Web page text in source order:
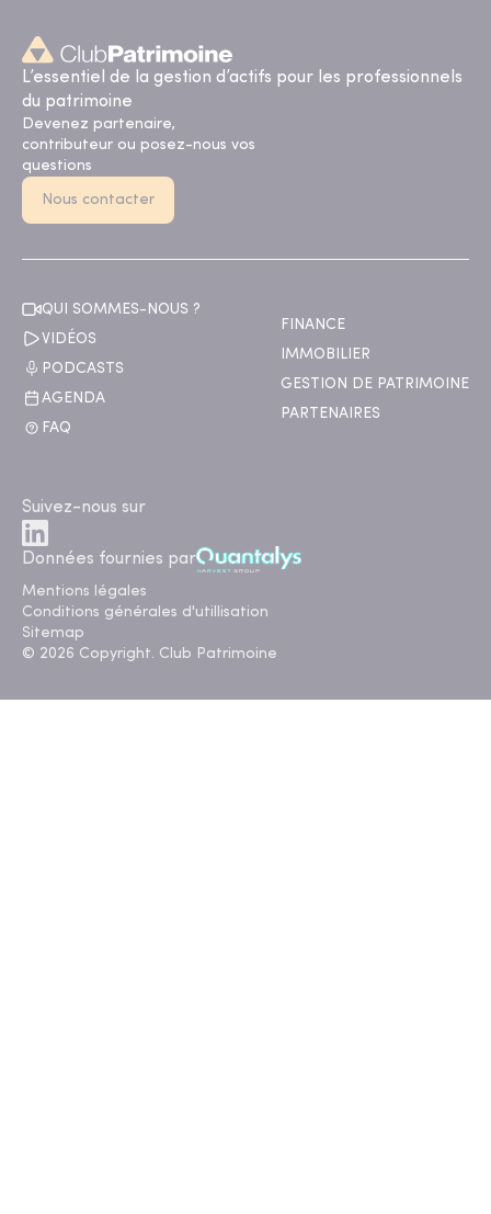
L’essentiel de la gestion d’actifs pour les professionnels
du patrimoine
Devenez partenaire,
contributeur ou posez-nous vos
questions
Nous contacter
QUI SOMMES-NOUS ?
VIDÉOS
PODCASTS
AGENDA
FAQ
FINANCE
IMMOBILIER
GESTION DE PATRIMOINE
PARTENAIRES
Suivez-nous sur
Données fournies par
Mentions légales
Conditions générales d'utillisation
Sitemap
© 2026 Copyright. Club Patrimoine